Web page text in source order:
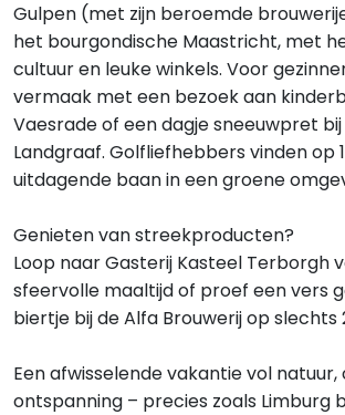
Gulpen (met zijn beroemde
het bourgondische Maastricht, met
cultuur en leuke winkels. Voor
vermaak met een bezoek aan
Vaesrade of een dagje sneeuwpret
Landgraaf. Golfliefhebbers vinden op
uitdagende baan in een groene
Genieten van streekproducten?
Loop naar Gasterij Kasteel Terborgh
sfeervolle maaltijd of proef een vers
biertje bij de Alfa Brouwerij op slechts
Een afwisselende vakantie vol
ontspanning – precies zoals Limburg